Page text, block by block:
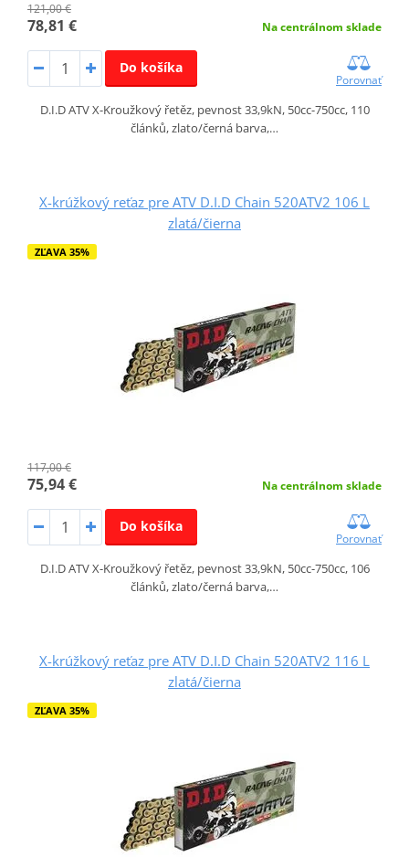
121,00 €
78,81 € Na centrálnom sklade
Do košíka
Porovnať
D.I.D ATV X-Kroužkový řetěz, pevnost 33,9kN, 50cc-750cc, 110
článků, zlato/černá barva,…
X-krúžkový reťaz pre ATV D.I.D Chain 520ATV2 106 L
zlatá/čierna
ZĽAVA 35%
117,00 €
75,94 € Na centrálnom sklade
Do košíka
Porovnať
D.I.D ATV X-Kroužkový řetěz, pevnost 33,9kN, 50cc-750cc, 106
článků, zlato/černá barva,…
X-krúžkový reťaz pre ATV D.I.D Chain 520ATV2 116 L
zlatá/čierna
ZĽAVA 35%